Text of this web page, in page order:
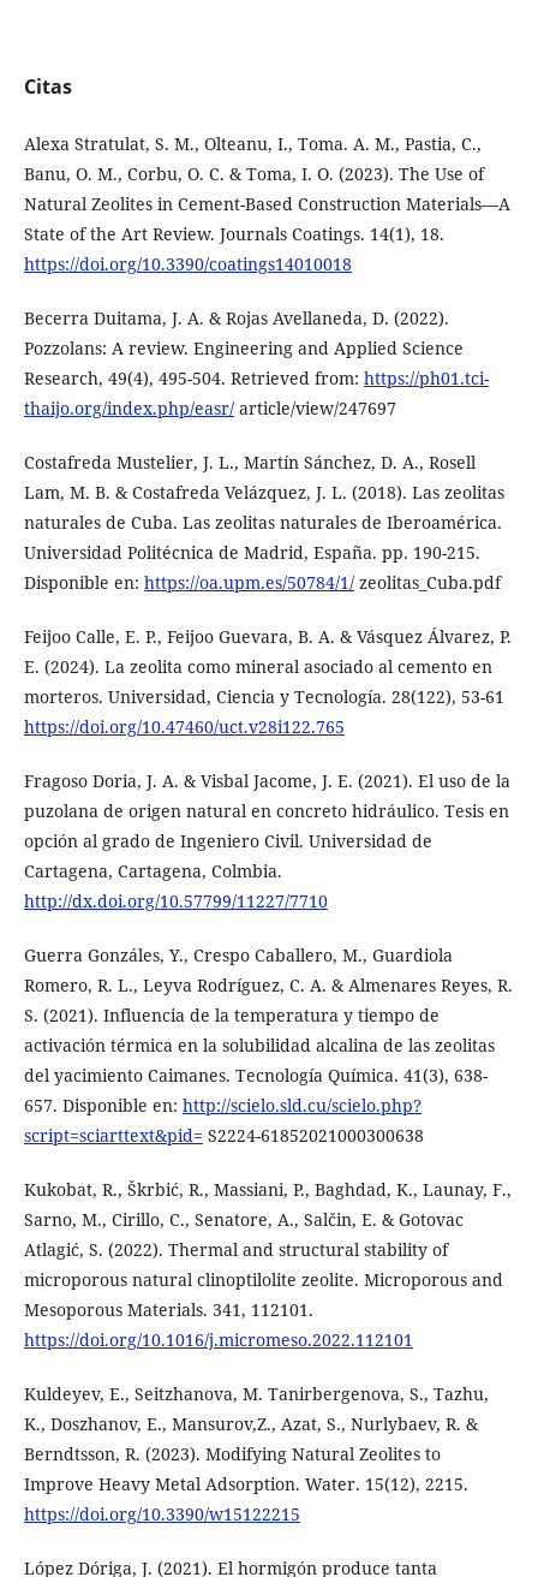
Citas
Alexa Stratulat, S. M., Olteanu, I., Toma. A. M., Pastia, C.,
Banu, O. M., Corbu, O. C. & Toma, I. O. (2023). The Use of
Natural Zeolites in Cement-Based Construction Materials—A
State of the Art Review. Journals Coatings. 14(1), 18.
https://doi.org/10.3390/coatings14010018
Becerra Duitama, J. A. & Rojas Avellaneda, D. (2022).
Pozzolans: A review. Engineering and Applied Science
Research, 49(4), 495-504. Retrieved from: https://ph01.tci-
thaijo.org/index.php/easr/ article/view/247697
Costafreda Mustelier, J. L., Martín Sánchez, D. A., Rosell
Lam, M. B. & Costafreda Velázquez, J. L. (2018). Las zeolitas
naturales de Cuba. Las zeolitas naturales de Iberoamérica.
Universidad Politécnica de Madrid, España. pp. 190-215.
Disponible en: https://oa.upm.es/50784/1/ zeolitas_Cuba.pdf
Feijoo Calle, E. P., Feijoo Guevara, B. A. & Vásquez Álvarez, P.
E. (2024). La zeolita como mineral asociado al cemento en
morteros. Universidad, Ciencia y Tecnología. 28(122), 53-61
https://doi.org/10.47460/uct.v28i122.765
Fragoso Doria, J. A. & Visbal Jacome, J. E. (2021). El uso de la
puzolana de origen natural en concreto hidráulico. Tesis en
opción al grado de Ingeniero Civil. Universidad de
Cartagena, Cartagena, Colmbia.
http://dx.doi.org/10.57799/11227/7710
Guerra Gonzáles, Y., Crespo Caballero, M., Guardiola
Romero, R. L., Leyva Rodríguez, C. A. & Almenares Reyes, R.
S. (2021). Influencia de la temperatura y tiempo de
activación térmica en la solubilidad alcalina de las zeolitas
del yacimiento Caimanes. Tecnología Química. 41(3), 638-
657. Disponible en: http://scielo.sld.cu/scielo.php?
script=sciarttext&pid= S2224-61852021000300638
Kukobat, R., Škrbić, R., Massiani, P., Baghdad, K., Launay, F.,
Sarno, M., Cirillo, C., Senatore, A., Salčin, E. & Gotovac
Atlagić, S. (2022). Thermal and structural stability of
microporous natural clinoptilolite zeolite. Microporous and
Mesoporous Materials. 341, 112101.
https://doi.org/10.1016/j.micromeso.2022.112101
Kuldeyev, E., Seitzhanova, M. Tanirbergenova, S., Tazhu,
K., Doszhanov, E., Mansurov,Z., Azat, S., Nurlybaev, R. &
Berndtsson, R. (2023). Modifying Natural Zeolites to
Improve Heavy Metal Adsorption. Water. 15(12), 2215.
https://doi.org/10.3390/w15122215
López Dóriga, J. (2021). El hormigón produce tanta